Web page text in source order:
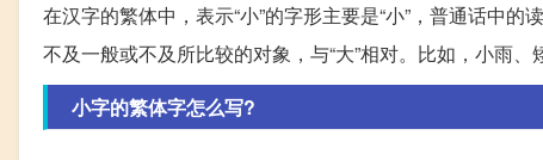
在汉字的繁体中，表示“小”的字形主要是“小”，普通话中
不及一般或不及所比较的对象，与“大”相对。比如，小雨、
小字的繁体字怎么写?